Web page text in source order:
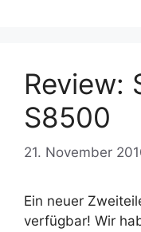
Review:
S8500
21. November
Ein neuer
verfügbar! Wir